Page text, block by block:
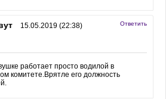
Ответить
15.05.2019 (22:38)
работает просто водилой в
комитете.Врятле его должность